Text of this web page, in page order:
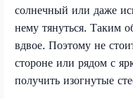
солнечный или даже
нему тянуться. Таким
вдвое. Поэтому не
стороне или рядом с
получить изогнутые